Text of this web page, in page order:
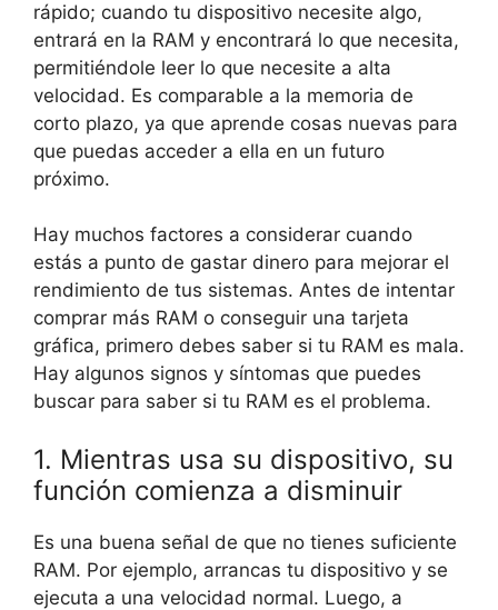
rápido; cuando tu dispositivo necesite algo,
entrará en la RAM y encontrará lo que necesita,
permitiéndole leer lo que necesite a alta
velocidad. Es comparable a la memoria de
corto plazo, ya que aprende cosas nuevas para
que puedas acceder a ella en un futuro
próximo.
Hay muchos factores a considerar cuando
estás a punto de gastar dinero para mejorar el
rendimiento de tus sistemas. Antes de intentar
comprar más RAM o conseguir una tarjeta
gráfica, primero debes saber si tu RAM es mala.
Hay algunos signos y síntomas que puedes
buscar para saber si tu RAM es el problema.
1. Mientras usa su dispositivo, su
función comienza a disminuir
Es una buena señal de que no tienes suficiente
RAM. Por ejemplo, arrancas tu dispositivo y se
ejecuta a una velocidad normal. Luego, a